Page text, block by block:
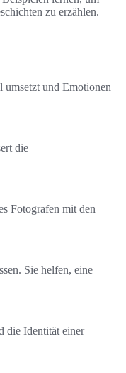
zu erzählen.
umsetzt und Emotionen
die
Fotografen mit den
Sie helfen, eine
die Identität einer